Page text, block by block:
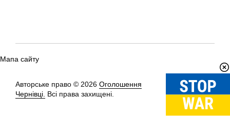
Мапа сайту
Авторське право © 2026 Оголошення
Чернівці. Всі права захищені.
Вгору↑